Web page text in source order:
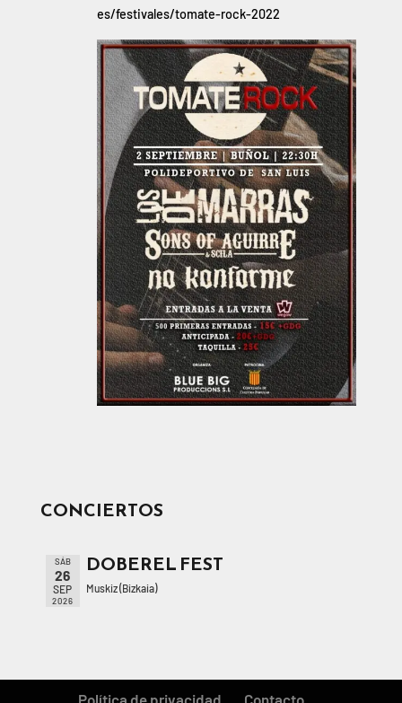
es/festivales/tomate-rock-2022
CONCIERTOS
SÁB
26
SEP
2026
DOBEREL FEST
Muskiz (Bizkaia)
Política de privacidad Contacto